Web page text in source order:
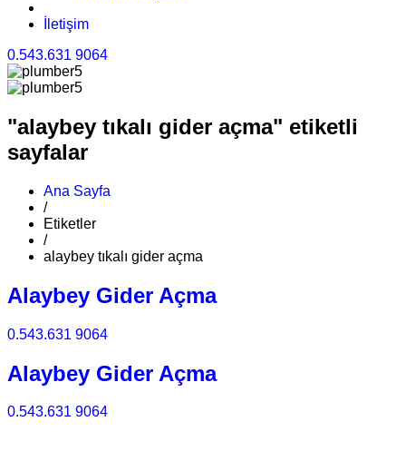
İletişim
0.543.631 9064
"alaybey tıkalı gider açma" etiketli
sayfalar
Ana Sayfa
/
Etiketler
/
alaybey tıkalı gider açma
Alaybey Gider Açma
0.543.631 9064
Alaybey Gider Açma
0.543.631 9064